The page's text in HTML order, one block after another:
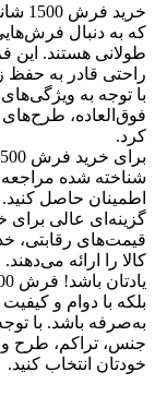
که به دنبال
طولانی هستند. این
راحتی قادر به حفظ
فوق‌العاده، طرح‌های
کرد.
شناخته شده مراجعه
اطمینان حاصل
گزینه‌ای عالی برای
قیمت‌های رقابتی،
کالا را ارائه می‌دهند.
بلکه با دوام و
به‌صرفه باشد. با
جنس، تراکم، طرح و
خودتان انتخاب کنید.